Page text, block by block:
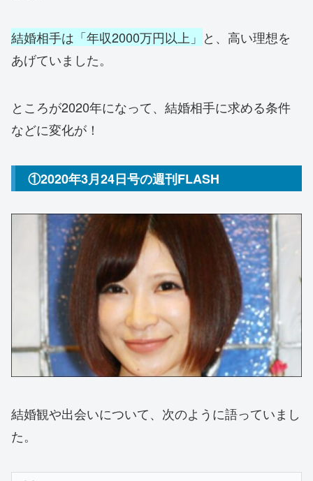
結婚相手は「年収2000万円以上」 と、高い理想を
あげていました。
ところが2020年になって、結婚相手に求める条件
などに変化が！
①2020年3月24日号の週刊FLASH
結婚観や出会いについて、次のように語っていまし
た。